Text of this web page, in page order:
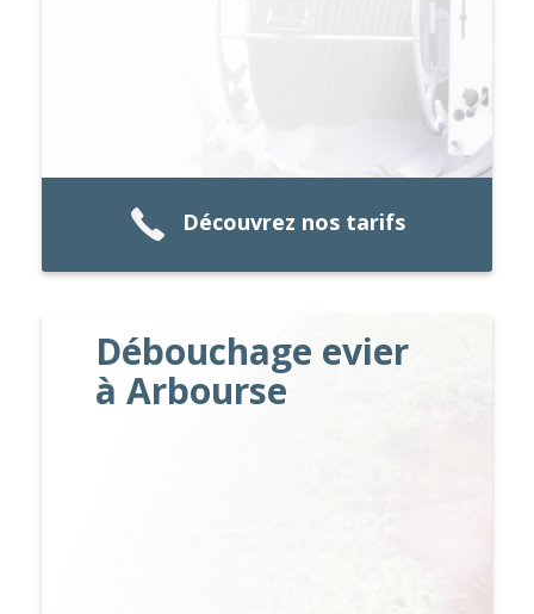
Découvrez nos tarifs
Débouchage evier
à Arbourse